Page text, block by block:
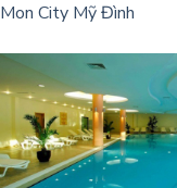
Mon City Mỹ Đình